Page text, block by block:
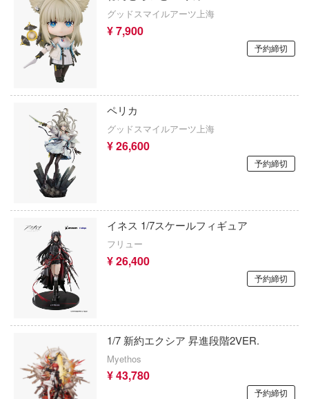
グッドスマイルアーツ上海
¥ 7,900
予約締切
ペリカ
グッドスマイルアーツ上海
¥ 26,600
予約締切
イネス 1/7スケールフィギュア
フリュー
¥ 26,400
予約締切
1/7 新約エクシア 昇進段階2VER.
Myethos
¥ 43,780
予約締切
シャーマンキング
死亡遊戯で飯を食う。
しかのこのこのここしたんたん
灼眼のシャナ
新世紀エヴァンゲリオン
新幹線変形ロボ シンカリオン
呪術廻戦
ジャイアントロボ
コぐらし
ーロボット大戦OG
ルヒシリーズ
ートファイターシリーズ
・トレック
スパイファミリー)
・ウォーズ
唱シンフォギア
使い魔